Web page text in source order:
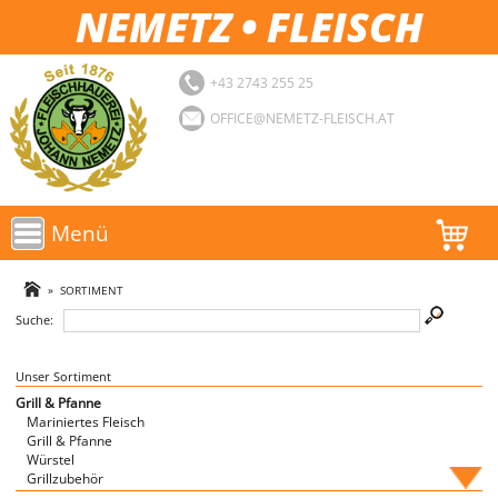
NEMETZ • FLEISCH
+43 2743 255 25
OFFICE@NEMETZ-FLEISCH.AT
Menü
AKTIONEN
SORTIMENT
LOGIN
FAVORITEN
» SORTIMENT
Suche:
Unser Sortiment
Grill & Pfanne
Mariniertes Fleisch
Grill & Pfanne
Würstel
Grillzubehör